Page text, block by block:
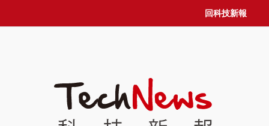
回科技新報